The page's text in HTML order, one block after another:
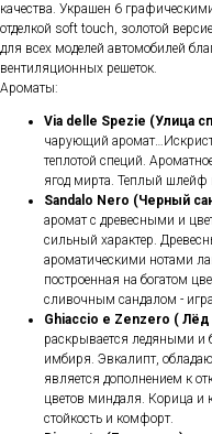
качества. Украшен 6
отделкой soft touch, золотой
для всех моделей автомобилей
вентиляционных решеток.
Ароматы:
Via delle Spezie (Улица
чарующий
теплотой специй.
ягод мирта. Теплый шлейф
Sandalo Nero (Черный
аромат с древесными и
сильный характер.
ароматическими нотами
построенная на богатом
сливочным сандалом -
Ghiaccio e Zenzero (
раскрывается ледяными
имбиря. Эвкалипт,
является дополнением к
цветов миндаля. Корица
стойкость и комфорт.